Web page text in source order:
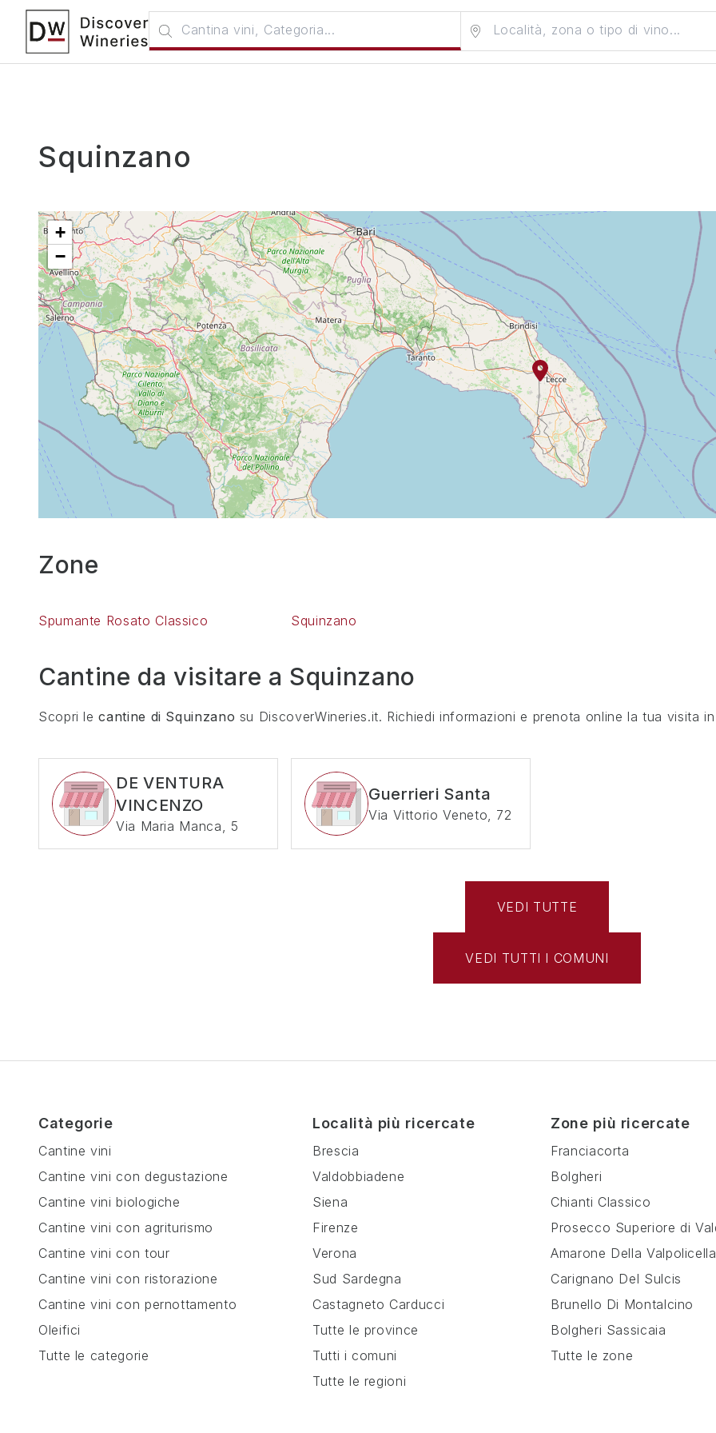
Squinzano
+
−
Zone
Spumante Rosato Classico Squinzano
Cantine da visitare a Squinzano
Scopri lecantine di Squinzano su DiscoverWineries.it. Richiedi informazioni e prenota online la tua visita
DE VENTURA
VINCENZO
Via Maria Manca, 5
Guerrieri Santa
Via Vittorio Veneto, 72
VEDI TUTTE
VEDI TUTTI I COMUNI
Categorie
Cantine vini
Cantine vini con degustazione
Cantine vini biologiche
Cantine vini con agriturismo
Cantine vini con tour
Cantine vini con ristorazione
Cantine vini con pernottamento
Oleifici
Tutte le categorie
Località più ricercate
Brescia
Valdobbiadene
Siena
Firenze
Verona
Sud Sardegna
Castagneto Carducci
Tutte le province
Tutti i comuni
Tutte le regioni
Zone più ricercate
Franciacorta
Bolgheri
Chianti Classico
Prosecco Superiore di
Amarone Della Valpolicella
Carignano Del Sulcis
Brunello Di Montalcino
Bolgheri Sassicaia
Tutte le zone